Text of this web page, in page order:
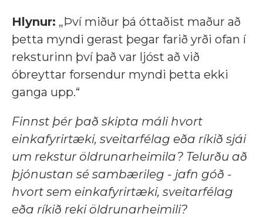
Hlynur: „Því miður þá óttaðist maður að
þetta myndi gerast þegar farið yrði ofan í
reksturinn því það var ljóst að við
óbreyttar forsendur myndi þetta ekki
ganga upp.“
Finnst þér það skipta máli hvort
einkafyrirtæki, sveitarfélag eða ríkið sjái
um rekstur öldrunarheimila? Telurðu að
þjónustan sé sambærileg - jafn góð -
hvort sem einkafyrirtæki, sveitarfélag
eða ríkið reki öldrunarheimili?